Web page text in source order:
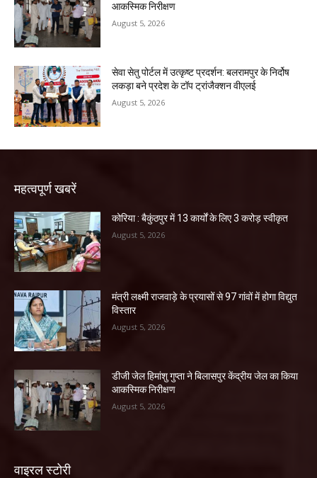
आकस्मिक निरीक्षण
August 5, 2026
सेवा सेतु पोर्टल में उत्कृष्ट प्रदर्शन: बलरामपुर के निर्दोष
लकड़ा बने प्रदेश के टॉप ट्रांजैक्शन वीएलई
August 5, 2026
महत्वपूर्ण खबरें
कोरिया : बैकुंठपुर में 13 कार्यों के लिए 3 करोड़ स्वीकृत
August 5, 2026
मंत्री लक्ष्मी राजवाड़े के प्रयासों से 97 गांवों में होगा विद्युत
विस्तार
August 5, 2026
डीजी जेल हिमांशु गुप्ता ने बिलासपुर केंद्रीय जेल का किया
आकस्मिक निरीक्षण
August 5, 2026
वाइरल स्टोरी